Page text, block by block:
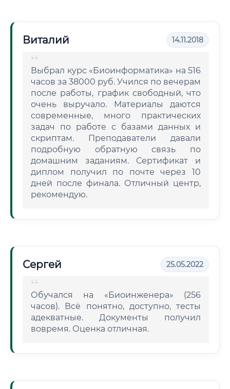
Виталий 14.11.2018
Выбрал курс «Биоинформатика» на 516
часов за 38000 руб. Учился по вечерам
после работы, график свободный, что
очень выручало. Материалы даются
современные, много практических
задач по работе с базами данных и
скриптам. Преподаватели давали
подробную обратную связь по
домашним заданиям. Сертификат и
диплом получил по почте через 10
дней после финала. Отличный центр,
рекомендую.
Сергей 25.05.2022
Обучался на «Биоинженера» (256
часов). Всё понятно, доступно, тесты
адекватные. Документы получил
вовремя. Оценка отличная.